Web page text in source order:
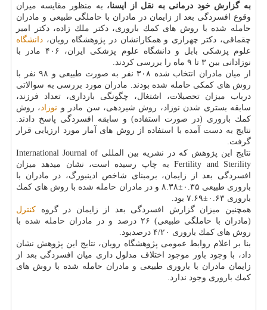
به گزارش خود درمانی به نقل از ایسنا، به منظور مقایسه میزان
وقوع افسردگی بعد از زایمان در مادران با حاملگی طبیعی و مادران
حامله شده با روش های كمك باروری، دكتر ملك زاده، دكتر امیر
چقماقی، دكتر چهرازی و همكارانشان در پژوهشگاه رویان، دانشگاه
علوم پزشكی بابل و دانشگاه علوم پزشكی ایران، ۴۰۶ مادر با
نوزادانی بین ۳ تا ۹ ماه را بررسی كردند.
از میان مادران انتخاب شده ۳۰۸ نفر به صورت طبیعی و ۹۸ نفر با
روش های كمكی حامله شده بودند. مادران مورد بررسی به سوالاتی
درباب میزان تحصیلات، اشتغال، چگونگی بارداری، تعداد فرزند،
سابقه بستری شدن نوزاد، روش شیردهی، سن مادر و نوزاد، روش
كمك باروری (در صورت استفاده) و سابقه افسردگی پاسخ دادند.
نتایج به دست آمده با استفاده از روش های آمار مورد ارزیابی قرار
گرفت.
نتایج این پژوهش كه در نشریه بین المللی International Journal of
Fertility and Sterility به چاپ رسیده است، نشان میدهد میزان
افسردگی بعد از زایمان، برمبنای شاخص ادینبورگ، در مادران با
باروری طبیعی ۰.۳۵±۸.۳۸ و در مادران حامله شده با روش های كمك
باروری ۰.۶۳±۷.۶۹ بود.
همچنین میزان گزارش افسردگی بعد از زایمان در گروه كنترل
(مادران با حاملگی طبیعی) ۲۶ درصد و در مادران حامله شده با
روش های كمك باروری ۴/۲۰ درصدبود.
بنا بر اعلام روابط عمومی پژوهشگاه رویان، نتایج این پژوهش نشان
داد، با وجود باور موجود اختلاف مدلول داری میان افسردگی بعد از
زایمان مادران با باروری طبیعی و مادران حامله شده با روش های
كمك باروری وجود ندارد.